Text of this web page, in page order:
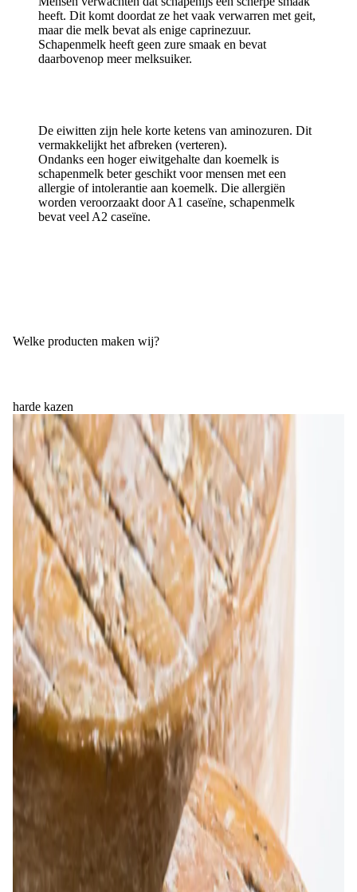
heeft. Dit komt doordat ze het vaak verwarren met geit,
maar die melk bevat als enige caprinezuur.
Schapenmelk heeft geen zure smaak en bevat
daarbovenop meer melksuiker.
De eiwitten zijn hele korte ketens van aminozuren. Dit
vermakkelijkt het afbreken (verteren).
Ondanks een hoger eiwitgehalte dan koemelk is
schapenmelk beter geschikt voor mensen met een
allergie of intolerantie aan koemelk. Die allergiën
worden veroorzaakt door A1 caseïne, schapenmelk
bevat veel A2 caseïne.
Welke producten maken wij?
harde kazen